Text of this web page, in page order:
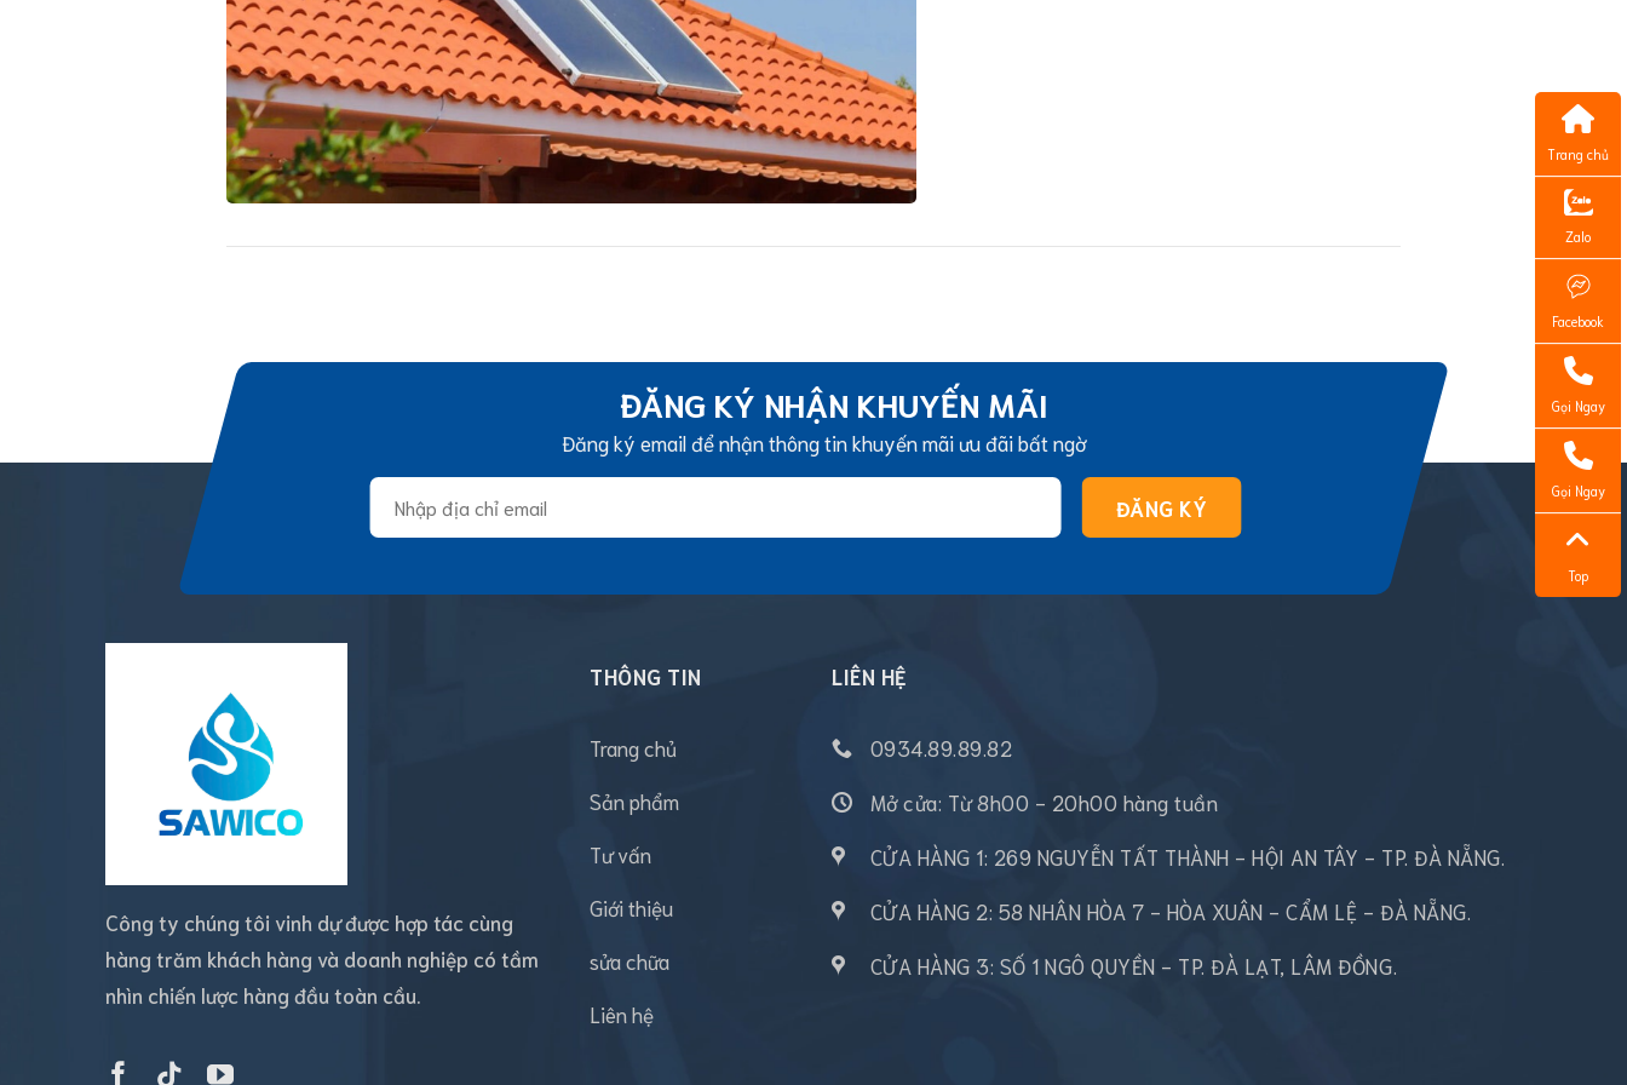
ĐĂNG KÝ NHẬN KHUYẾN MÃI
Đăng ký email để nhận thông tin khuyến mãi ưu đãi bất ngờ
Công ty chúng tôi vinh dự được hợp tác cùng
hàng trăm khách hàng và doanh nghiệp có tầm
nhìn chiến lược hàng đầu toàn cầu.
THÔNG TIN
Trang chủ
Sản phẩm
Tư vấn
Giới thiệu
sửa chữa
Liên hệ
LIÊN HỆ
0934.89.89.82
Mở cửa: Từ 8h00 - 20h00 hàng tuần
CỬA HÀNG 1: 269 NGUYỄN TẤT THÀNH - HỘI AN TÂY - TP. ĐÀ NẴNG.
CỬA HÀNG 2: 58 NHÂN HÒA 7 - HÒA XUÂN - CẨM LỆ - ĐÀ NẴNG.
CỬA HÀNG 3: SỐ 1 NGÔ QUYỀN - TP. ĐÀ LẠT, LÂM ĐỒNG.
Trang chủ
Zalo
Facebook
Gọi Ngay
Gọi Ngay
Top